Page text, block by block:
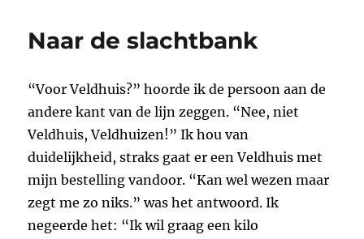
Naar de slachtbank
“Voor Veldhuis?” hoorde ik de persoon aan de
andere kant van de lijn zeggen. “Nee, niet
Veldhuis, Veldhuizen!” Ik hou van
duidelijkheid, straks gaat er een Veldhuis met
mijn bestelling vandoor. “Kan wel wezen maar
zegt me zo niks.” was het antwoord. Ik
negeerde het: “Ik wil graag een kilo